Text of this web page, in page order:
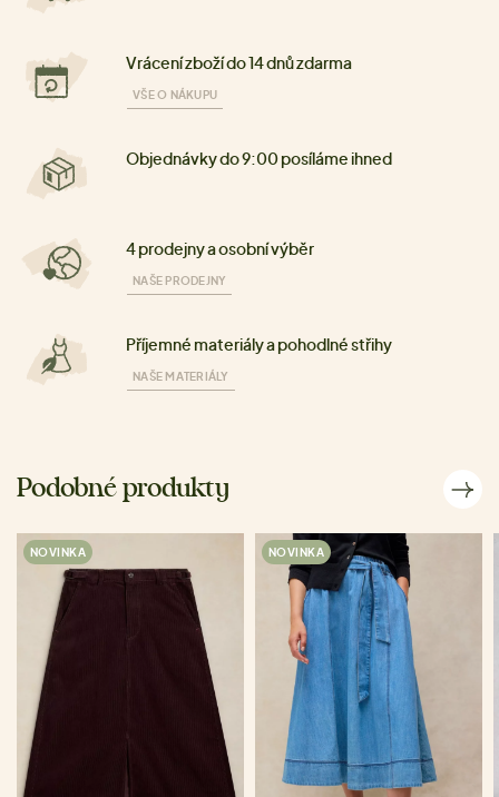
Vrácení zboží do 14 dnů zdarma
VŠE O NÁKUPU
Objednávky do 9:00 posíláme ihned
4 prodejny a osobní výběr
NAŠE PRODEJNY
Příjemné materiály a pohodlné střihy
NAŠE MATERIÁLY
Podobné produkty
NOVINKA NOVINKA